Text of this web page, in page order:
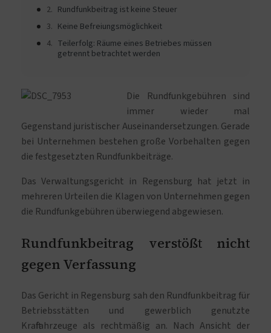
Rundfunkbeitrag ist keine Steuer
Keine Befreiungsmöglichkeit
Teilerfolg: Räume eines Betriebes müssen
getrennt betrachtet werden
Die Rundfunkgebühren sind
immer wieder mal
Gegenstand juristischer Auseinandersetzungen. Gerade
bei Unternehmen bestehen große Vorbehalten gegen
die festgesetzten Rundfunkbeiträge.
Das Verwaltungsgericht in Regensburg hat jetzt in
mehreren Urteilen die Klagen von Unternehmen gegen
die Rundfunkgebühren überwiegend abgewiesen.
Rundfunkbeitrag verstößt nicht
gegen Verfassung
Das Gericht in Regensburg sah den Rundfunkbeitrag für
Betriebsstätten und gewerblich genutzte
Kraftfahrzeuge als rechtmäßig an. Nach Ansicht der